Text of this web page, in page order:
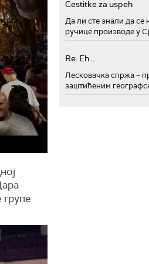
Cestitke za uspeh
Да ли сте знали да се
ручице производе у
Re: Eh...
Лесковачка спржа –
заштићеним